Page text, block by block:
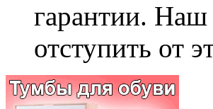
гарантии. Наш
отступить от